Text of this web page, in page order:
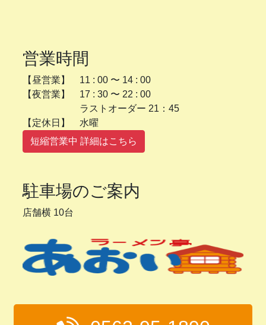
営業時間
【昼営業】 11 : 00 〜 14 : 00
【夜営業】 17 : 30 〜 22 : 00
ラストオーダー 21：45
【定休日】 水曜
短縮営業中 詳細はこちら
駐車場のご案内
店舗横 10台